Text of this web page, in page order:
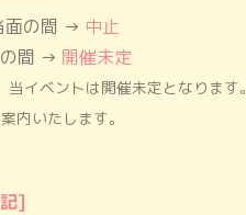
音楽がだいすきなネコ。
コたちはあなたとともだちに
。
スキャットの世界を
の間 → 中止
間 → 開催未定
当イベントは開催未定となります。
内いたします。
]